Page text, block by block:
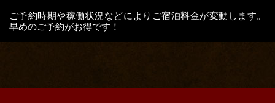
ご予約時期や稼働状況などによりご宿泊料金が変動します。
早めのご予約がお得です！